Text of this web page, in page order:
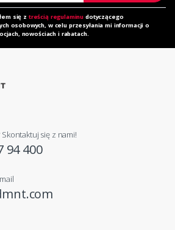
się z treścią regulaminu dotyczącego
osobowych, w celu przesyłania mi informacji o
nowościach i rabatach.
się z nami!
94 400